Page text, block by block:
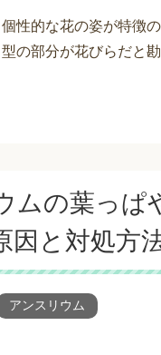
性的な花の姿が特徴
の部分が花びらだと
ムの葉っぱ
因と対処方
アンスリウム